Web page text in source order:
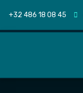
+32 486 18 08 45